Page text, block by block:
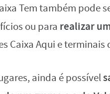
Tem também pode
ou para realizar
Caixa Aqui e
ainda é possível